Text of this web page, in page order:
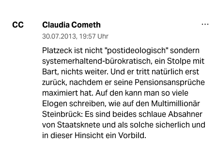
CC Claudia Cometh
30.07.2013, 19:57 Uhr
Platzeck ist nicht "postideologisch" sondern
systemerhaltend-bürokratisch, ein Stolpe mit
Bart, nichts weiter. Und er tritt natürlich erst
zurück, nachdem er seine Pensionsansprüche
maximiert hat. Auf den kann man so viele
Elogen schreiben, wie auf den Multimillionär
Steinbrück: Es sind beides schlaue Absahner
von Staatsknete und als solche sicherlich und
in dieser Hinsicht ein Vorbild.